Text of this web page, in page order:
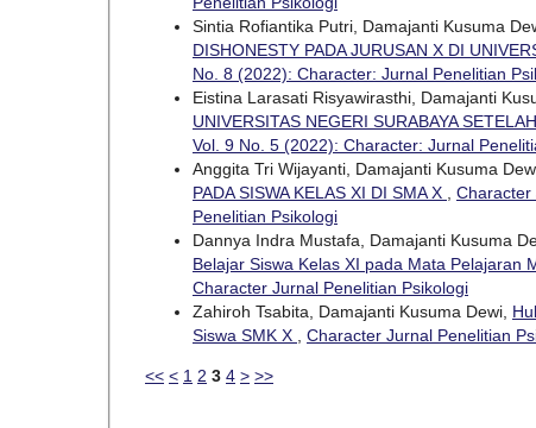
Sintia Rofiantika Putri, Damajanti Kusuma
DISHONESTY PADA JURUSAN X DI
No. 8 (2022): Character: Jurnal Penelitian
Eistina Larasati Risyawirasthi, Damajanti
UNIVERSITAS NEGERI SURABAYA
Vol. 9 No. 5 (2022): Character: Jurnal
Anggita Tri Wijayanti, Damajanti Kusuma
PADA SISWA KELAS XI DI SMA X
Character
Penelitian Psikologi
Dannya Indra Mustafa, Damajanti Kusuma
Belajar Siswa Kelas XI pada Mata Pelajaran
Character Jurnal Penelitian Psikologi
Zahiroh Tsabita, Damajanti Kusuma Dewi,
Siswa SMK X
Character Jurnal Penelitian
<< < 1 2 3 4 > >>